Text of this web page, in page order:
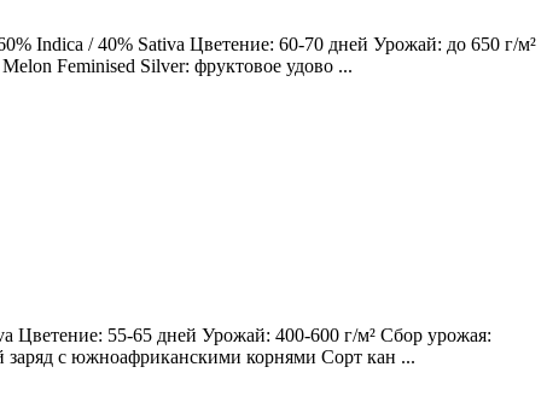
Indica / 40% Sativa Цветение: 60-70 дней Урожай: до 650 г/м²
Feminised Silver: фруктовое удово ...
55-65 дней Урожай: 400-600 г/м² Сбор урожая:
заряд с южноафриканскими корнями Сорт кан ...